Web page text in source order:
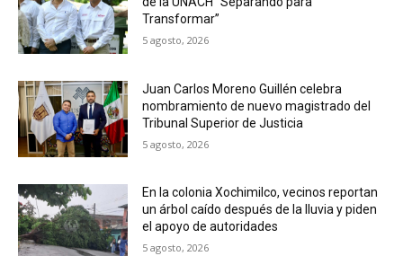
Transformar”
5 agosto, 2026
Juan Carlos Moreno Guillén celebra
nombramiento de nuevo magistrado del
Tribunal Superior de Justicia
5 agosto, 2026
En la colonia Xochimilco, vecinos reportan
un árbol caído después de la lluvia y piden
el apoyo de autoridades
5 agosto, 2026